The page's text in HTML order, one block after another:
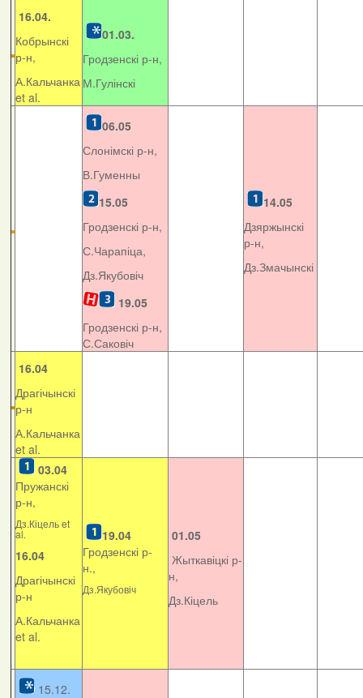
16.04.
Кобрынскі
р-н,
А.Кальчанка
et al.
01.03.
Гродзенскі р-н,
М.Гулінскі
06.05
Слонімскі р-н,
В.Гуменны
15.05
Гродзенскі р-н,
С.Чарапіца,
Дз.Якубовіч
19.05
Гродзенскі р-н,
С.Саковіч
14.05
Дзяржынскі
р-н,
Дз.Змачынскі
16.04
Драгічынскі
р-н
А.Кальчанка
et al.
03.04
Пружанскі
р-н,
Дз.Кіцель et
al.
16.04
Драгічынскі
р-н
А.Кальчанка
et al.
19.04
Гродзенскі р-
н.,
Дз.Якубовіч
01.05
Жыткавіцкі р-
н,
Дз.Кіцель
15.12.